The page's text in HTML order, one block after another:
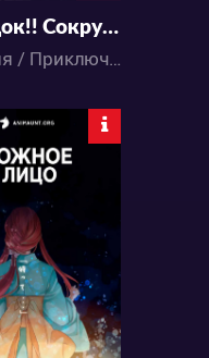
Ублюдок!! Сокрушитель тьмы. Часть 2 ONA
Комедия / Приключения / Сёнэн / Фэнтези / Экшен / Этти
40